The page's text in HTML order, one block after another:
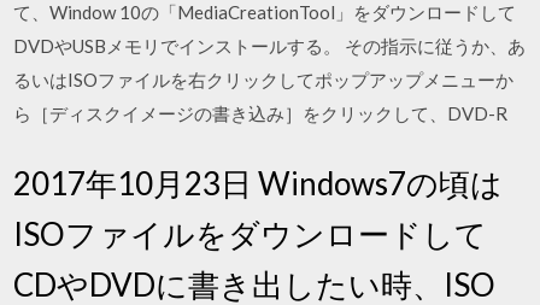
て、Window 10の「MediaCreationTool」をダウンロードして
DVDやUSBメモリでインストールする。 その指示に従うか、あ
るいはISOファイルを右クリックしてポップアップメニューか
ら［ディスクイメージの書き込み］をクリックして、DVD-R
2017年10月23日 Windows7の頃は
ISOファイルをダウンロードして
CDやDVDに書き出したい時、ISO